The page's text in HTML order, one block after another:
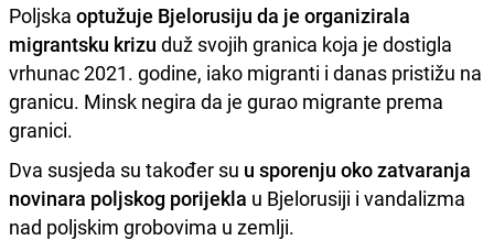
Poljska optužuje Bjelorusiju da je organizirala
migrantsku krizu duž svojih granica koja je dostigla
vrhunac 2021. godine, iako migranti i danas pristižu na
granicu. Minsk negira da je gurao migrante prema
granici.
Dva susjeda su također su u sporenju oko zatvaranja
novinara poljskog porijekla u Bjelorusiji i vandalizma
nad poljskim grobovima u zemlji.